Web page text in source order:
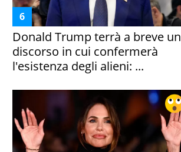
Donald Trump terrà a breve un
discorso in cui confermerà
l'esistenza degli alieni: ...